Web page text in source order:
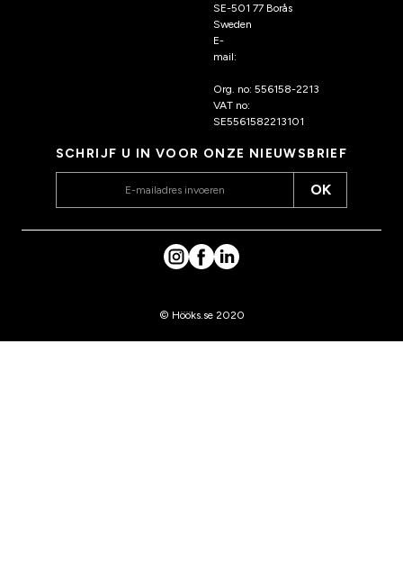
SE-501 77 Borås
Sweden
E-
mail:
Org. no: 556158-2213
VAT no:
SE5561582213101
SCHRIJF U IN VOOR ONZE NIEUWSBRIEF
OK
© Hööks.se 2020